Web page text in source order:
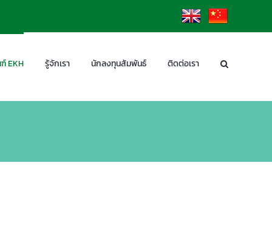
EN CN
EKH รู้จักเรา นักลงทุนสัมพันธ์ ติดต่อเรา